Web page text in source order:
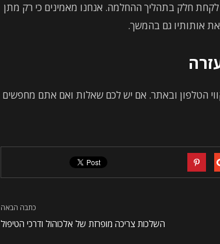
חלק בתהליך ההחלמה. אנחנו מאמינים כי רק מתן
אותותיו גם בהמשך.
הטלפון ובאתר. אם יש לכם שאלות ואם אתם מחפשים
כתבה הבאה
השלכות צריכה מופרזת של אלכוהול ודרכי הטיפול